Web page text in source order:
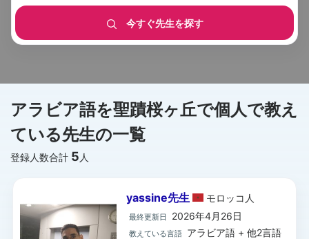
今すぐ先生を探す
アラビア語を聖蹟桜ヶ丘で個人で教え
ている先生の一覧
登録人数合計 5 人
yassine先生 モロッコ 人
最終更新日 2026年4月26日
教えている言語 アラビア語 + 他2言語